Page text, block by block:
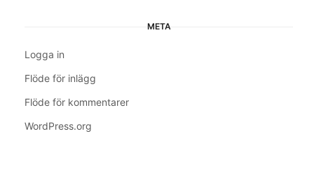
META
Logga in
Flöde för inlägg
Flöde för kommentarer
WordPress.org